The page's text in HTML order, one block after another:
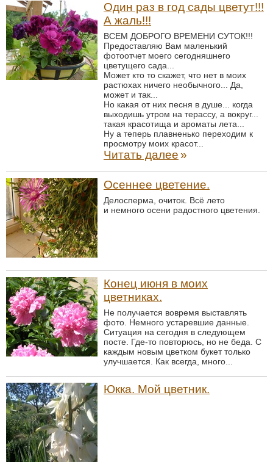
Один раз в год сады цветут!!!
А жаль!!!
ВСЕМ ДОБРОГО ВРЕМЕНИ СУТОК!!!
Предоставляю Вам маленький
фотоотчет моего сегодняшнего
цветущего сада...
Может кто то скажет, что нет в моих
растюхах ничего необычного... Да,
может и так...
Но какая от них песня в душе... когда
выходишь утром на терассу, а вокруг...
такая красотища и ароматы лета...
Ну а теперь плавненько переходим к
просмотру моих красот...
Читать далее»
Осеннее цветение.
Делосперма, очиток. Всё лето
и немного осени радостного цветения.
Конец июня в моих
цветниках.
Не получается вовремя выставлять
фото. Немного устаревшие данные.
Ситуация на сегодня в следующем
посте. Где-то повторюсь, но не беда. С
каждым новым цветком букет только
улучшается. Как всегда, много...
Юкка. Мой цветник.